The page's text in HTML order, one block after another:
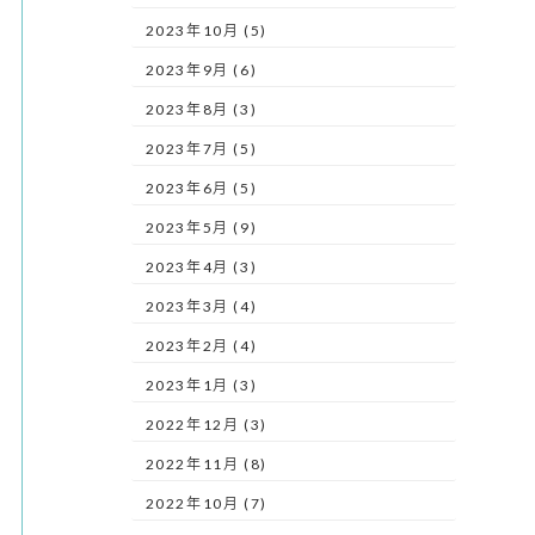
2023年10月 (5)
2023年9月 (6)
2023年8月 (3)
2023年7月 (5)
2023年6月 (5)
2023年5月 (9)
2023年4月 (3)
2023年3月 (4)
2023年2月 (4)
2023年1月 (3)
2022年12月 (3)
2022年11月 (8)
2022年10月 (7)